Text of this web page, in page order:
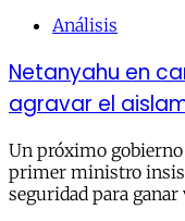
Análisis
Netanyahu en
agravar el
Un próximo
primer ministro
seguridad para ganar